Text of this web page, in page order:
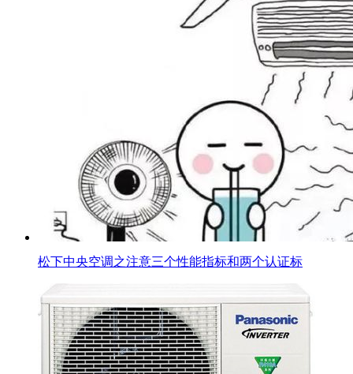
松下中央空调之注意三个性能指标和两个认证标